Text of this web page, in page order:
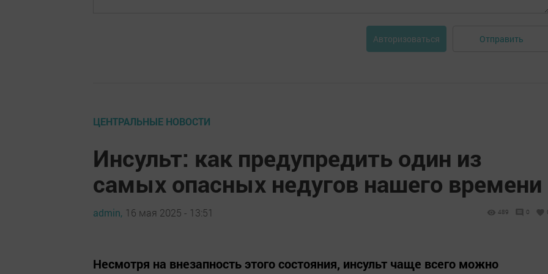
Авторизоваться Отправить
ЦЕНТРАЛЬНЫЕ НОВОСТИ
Инсульт: как предупредить один из
самых опасных недугов нашего времени
admin, 16 мая 2025 - 13:51 489 0
Несмотря на внезапность этого состояния, инсульт чаще всего можно